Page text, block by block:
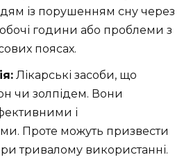
із порушенням сну через
години або проблеми з
поясах.
Лікарські засоби, що
чи золпідем. Вони
і
Проте можуть призвести
тривалому використанні.